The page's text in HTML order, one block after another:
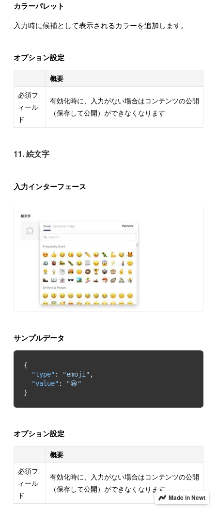
カラーパレット
入力時に候補として表示されるカラーを追加します。
オプション設定
概要
必須フ
ィール
ド
有効化時に、入力がない場合はコンテンツの公開
（保存して公開）ができなくなります
11. 絵文字
入力インターフェース
サンプルデータ
"type" : "emoji"
"value" :
"😀"
}
オプション設定
概要
必須フ
ィール
ド
有効化時に、入力がない場合はコンテンツの公開
（保存して公開）ができなくなります
Made in Newt